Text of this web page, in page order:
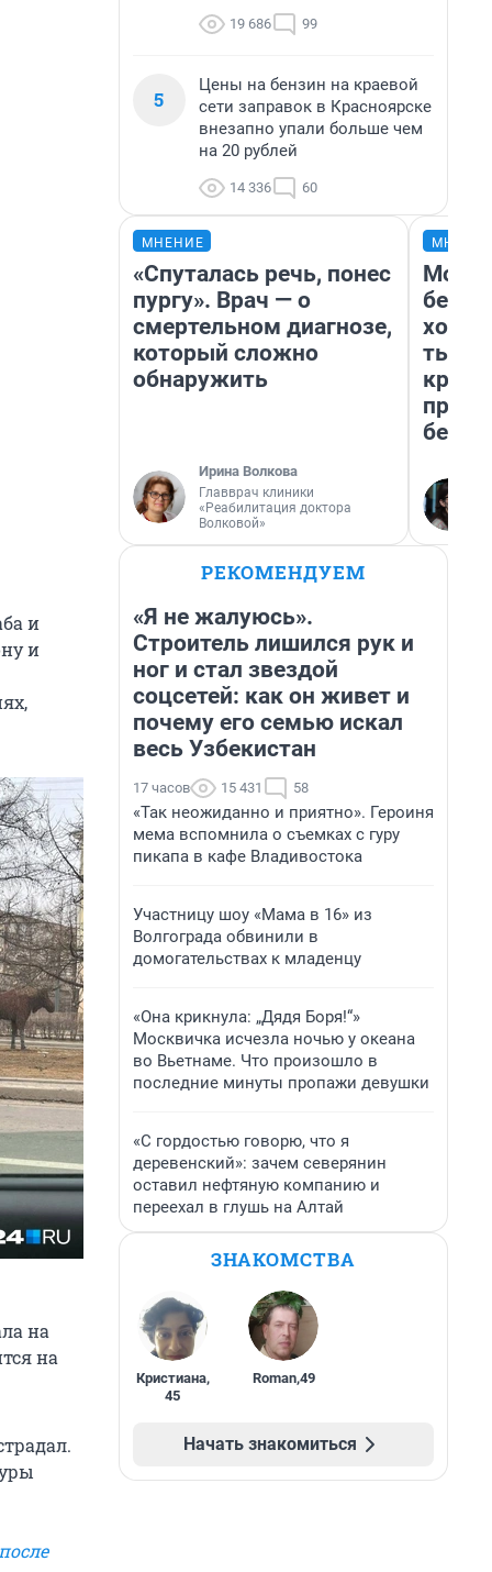
и
и
на
на
19 686 99
5
Цены на бензин на краевой
сети заправок в Красноярске
внезапно упали больше чем
на 20 рублей
14 336 60
МНЕНИЕ
«Спуталась речь, понес
пургу». Врач — о
смертельном диагнозе,
который сложно
обнаружить
Ирина Волкова
Главврач клиники
«Реабилитация доктора
Волковой»
Мой
РЕКОМЕНДУЕМ
«Я не жалуюсь».
Строитель лишился рук и
ног и стал звездой
соцсетей: как он живет и
почему его семью искал
весь Узбекистан
17 часов 15 431 58
«Так неожиданно и приятно». Героиня
мема вспомнила о съемках с гуру
пикапа в кафе Владивостока
Участницу шоу «Мама в 16» из
Волгограда обвинили в
домогательствах к младенцу
«Она крикнула: „Дядя Боря!“»
Москвичка исчезла ночью у океана
во Вьетнаме. Что произошло в
последние минуты пропажи девушки
«С гордостью говорю, что я
деревенский»: зачем северянин
оставил нефтяную компанию и
переехал в глушь на Алтай
ЗНАКОМСТВА
Кристиана,
45
Roman,49
Начать знакомиться